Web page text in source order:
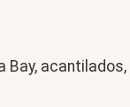
Bay,